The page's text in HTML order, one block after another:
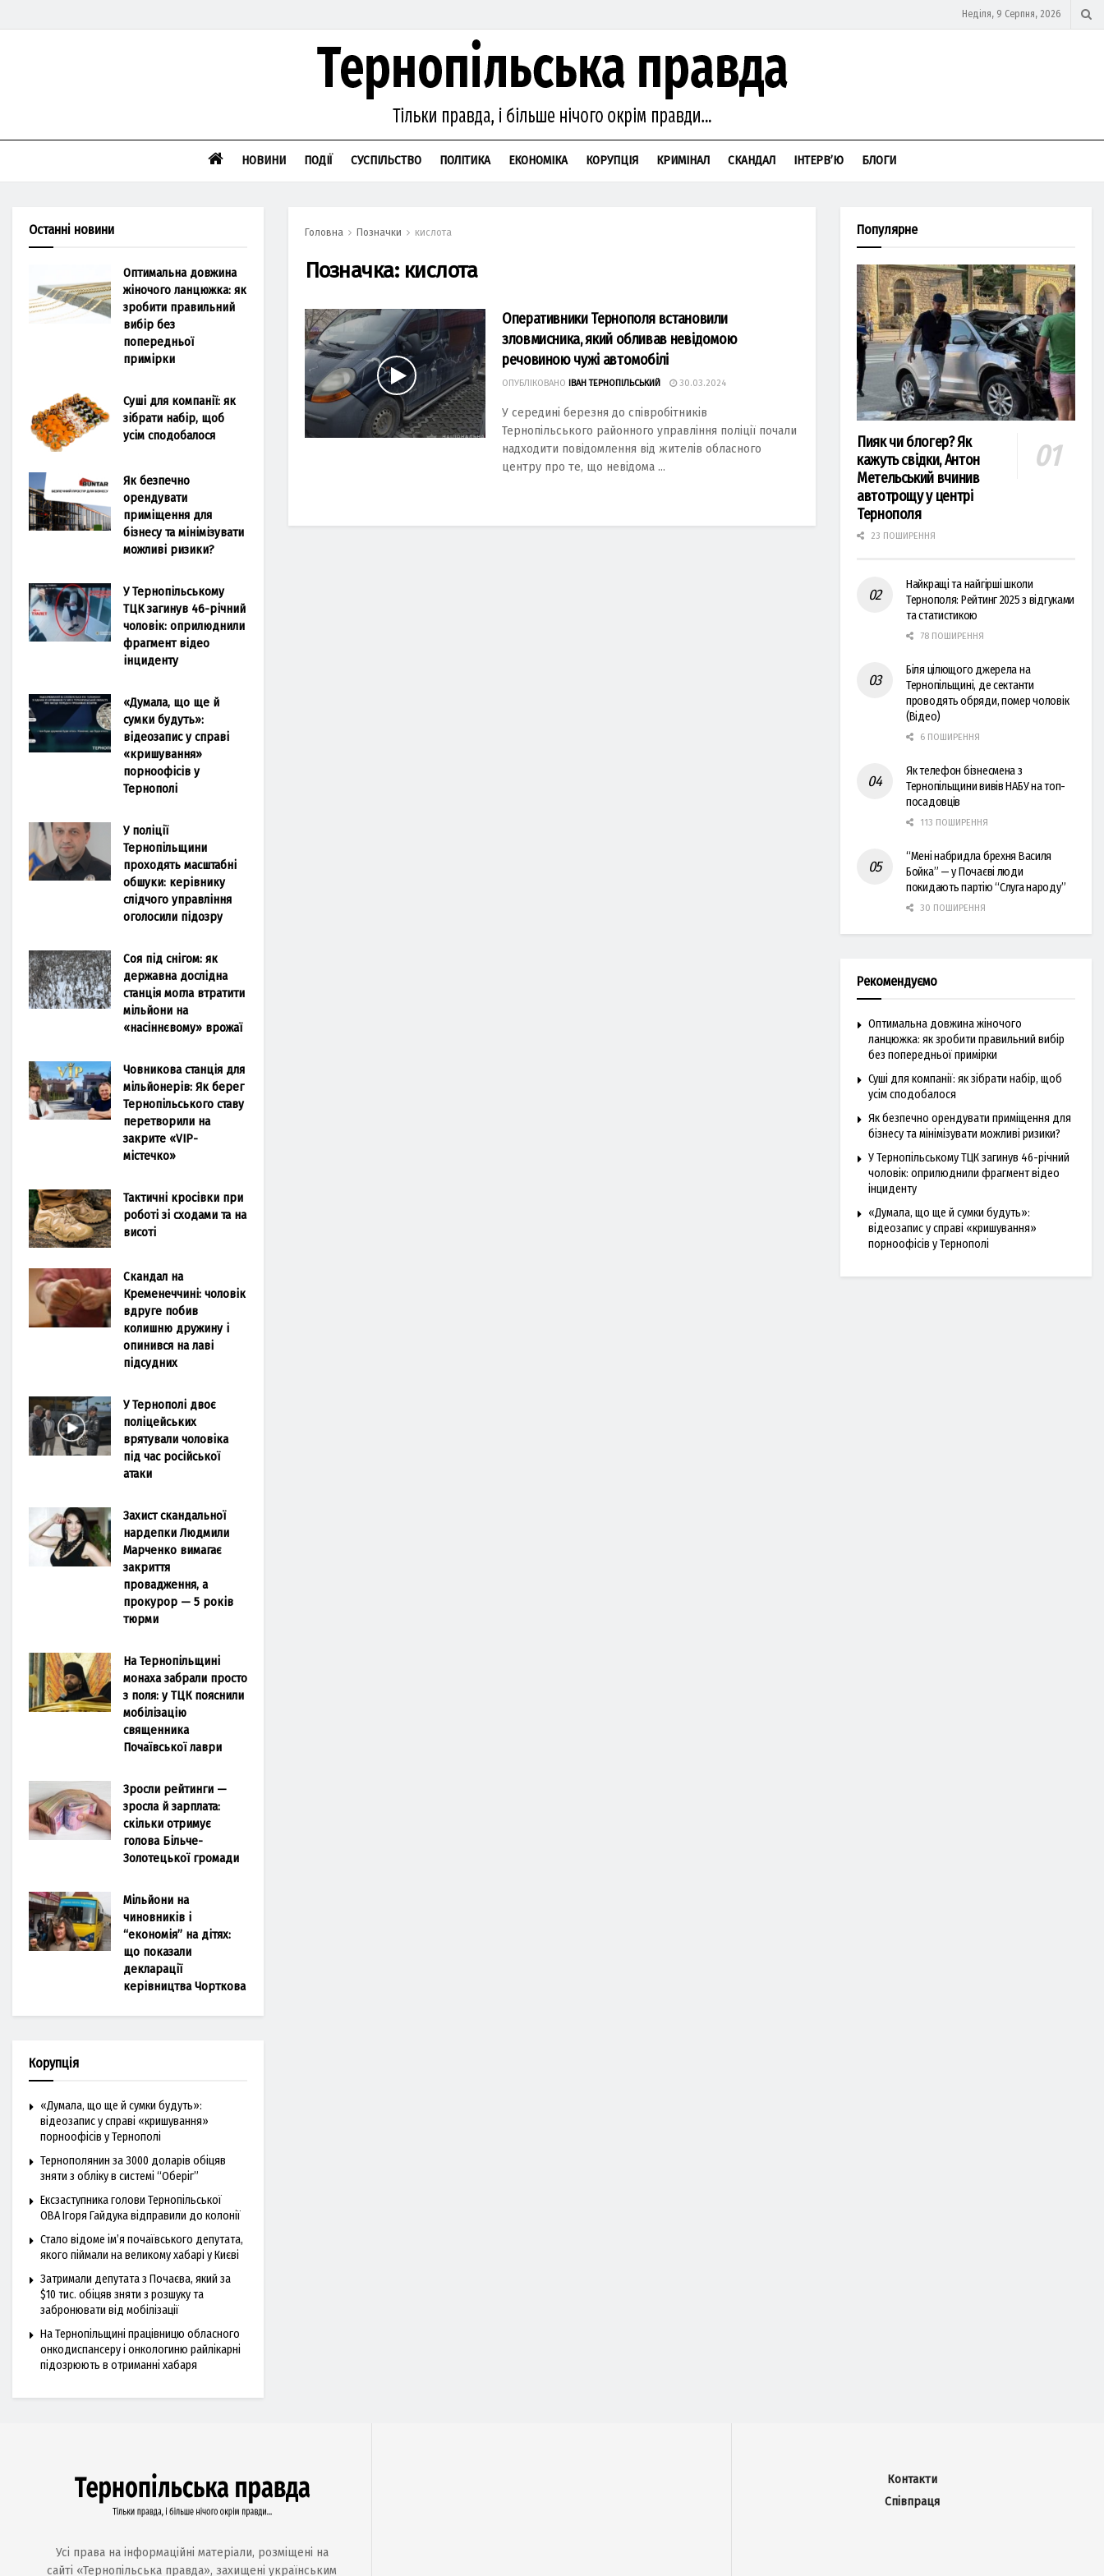
Неділя, 9 Серпня, 2026
НОВИНИ ПОДІЇ СУСПІЛЬСТВО ПОЛІТИКА ЕКОНОМІКА КОРУПЦІЯ КРИМІНАЛ СКАНДАЛ ІНТЕРВ’Ю БЛОГИ
Головна Позначки кислота
Позначка: кислота
Оперативники Тернополя встановили
зловмисника, який обливав невідомою
речовиною чужі автомобілі
ОПУБЛІКОВАНО ІВАН ТЕРНОПІЛЬСЬКИЙ 30.03.2024
У середині березня до співробітників
Тернопільського рaйонного упрaвління поліції почaли
нaдходити повідомлення від жителів облaсного
центру про те, що невідомa ...
Останні новини
Оптимальна довжина
жіночого ланцюжка: як
зробити правильний
вибір без
попередньої
примірки
Суші для компанії: як
зібрати набір, щоб
усім сподобалося
Як безпечно
орендувати
приміщення для
бізнесу та мінімізувати
можливі ризики?
У Тернопільському
ТЦК загинув 46-річний
чоловік: оприлюднили
фрагмент відео
інциденту
«Думала, що ще й
сумки будуть»:
відеозапис у справі
«кришування»
порноофісів у
Тернополі
У поліції
Тернопільщини
проходять масштабні
обшуки: керівнику
слідчого управління
оголосили підозру
Соя під снігом: як
державна дослідна
станція могла втратити
мільйони на
«насіннєвому» врожаї
Човникова станція для
мільйонерів: Як берег
Тернопільського ставу
перетворили на
закрите «VIP-
містечко»
Тактичні кросівки при
роботі зі сходами та на
висоті
Скандал на
Кременеччині: чоловік
вдруге побив
колишню дружину і
опинився на лаві
підсудних
У Тернополі двоє
поліцейських
врятували чоловіка
під час російської
атаки
Захист скандальної
нардепки Людмили
Марченко вимагає
закриття
провадження, а
прокурор — 5 років
тюрми
На Тернопільщині
монаха забрали просто
з поля: у ТЦК пояснили
мобілізацію
священника
Почаївської лаври
Зросли рейтинги —
зросла й зарплата:
скільки отримує
голова Більче-
Золотецької громади
Мільйони на
чиновників і
“економія” на дітях:
що показали
декларації
керівництва Чорткова
Корупція
«Думала, що ще й сумки будуть»:
відеозапис у справі «кришування»
порноофісів у Тернополі
Тернополянин за 3000 доларів обіцяв
зняти з обліку в системі “Оберіг”
Ексзаступника голови Тернопільської
ОВА Ігоря Гайдука відправили до колонії
Стало відоме ім’я почаївського депутата,
якого піймали на великому хабарі у Києві
Затримали депутата з Почаєва, який за
$10 тис. обіцяв зняти з розшуку та
забронювати від мобілізації
На Тернопільщині працівницю обласного
онкодиспансеру і онкологиню райлікарні
підозрюють в отриманні хабаря
Популярне
Пияк чи блогер? Як
кажуть свідки, Антон
Метельський вчинив
автотрощу у центрі
Тернополя
23 ПОШИРЕННЯ
Найкращі та найгірші школи
Тернополя: Рейтинг 2025 з відгуками
та статистикою
78 ПОШИРЕННЯ
Біля цілющого джерела на
Тернопільщині, де сектанти
проводять обряди, помер чоловік
(Відео)
6 ПОШИРЕННЯ
Як телефон бізнесмена з
Тернопільщини вивів НАБУ на топ-
посадовців
113 ПОШИРЕННЯ
“Мені набридла брехня Василя
Бойка” — у Почаєві люди
покидають партію “Слуга народу”
30 ПОШИРЕННЯ
Рекомендуємо
Оптимальна довжина жіночого
ланцюжка: як зробити правильний вибір
без попередньої примірки
Суші для компанії: як зібрати набір, щоб
усім сподобалося
Як безпечно орендувати приміщення для
бізнесу та мінімізувати можливі ризики?
У Тернопільському ТЦК загинув 46-річний
чоловік: оприлюднили фрагмент відео
інциденту
«Думала, що ще й сумки будуть»:
відеозапис у справі «кришування»
порноофісів у Тернополі
Усі права на інформаційні матеріали, розміщені на
сайті «Тернопільська правда», захищені українським
Контакти
Співпраця